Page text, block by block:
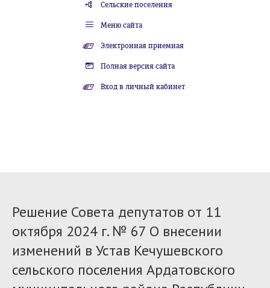
Сельские поселения
Меню сайта
Электронная приемная
Полная версия сайта
Вход в личный кабинет
Решение Совета депутатов от 11
октября 2024 г. № 67 О внесении
изменений в Устав Кечушевского
сельского поселения Ардатовского